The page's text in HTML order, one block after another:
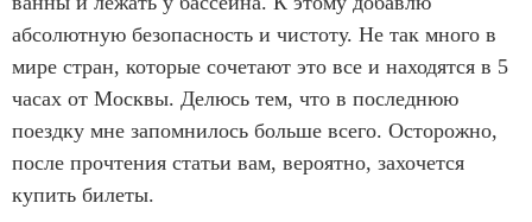
абсолютную безопасность и чистоту. Не так много в
мире стран, которые сочетают это все и находятся в 5
часах от Москвы. Делюсь тем, что в последнюю
поездку мне запомнилось больше всего. Осторожно,
после прочтения статьи вам, вероятно, захочется
купить билеты.